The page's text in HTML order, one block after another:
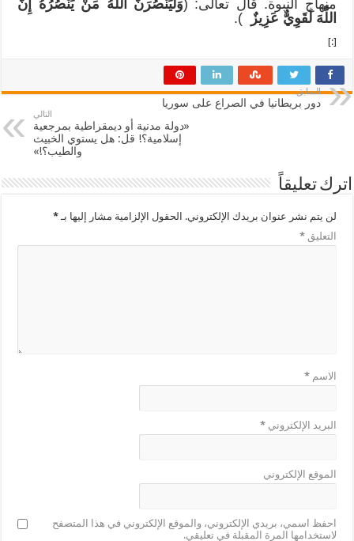
منهاج النبوة. قال تعالى: (وَلَيَنْصُرَنَّ اللَّهُ مَنْ يَنْصُرُهُ إِنَّ
اللَّهَ لَقَوِيٌّ عَزِيزٌ
).
[:]
السابق
دور بريطانيا في الصراع على سوريا
التالي
«دولة مدنية أو ديمقراطية بمرجعية
إسلامية؟! قل: هل يستوي الخبيث
والطيب؟!»
اترك تعليقاً
لن يتم نشر عنوان بريدك الإلكتروني. الحقول الإلزامية مشار إليها بـ*
التعليق*
الاسم*
البريد الإلكتروني*
الموقع الإلكتروني
احفظ اسمي، بريدي الإلكتروني، والموقع الإلكتروني في هذا المتصفح
لاستخدامها المرة المقبلة في تعليقي.